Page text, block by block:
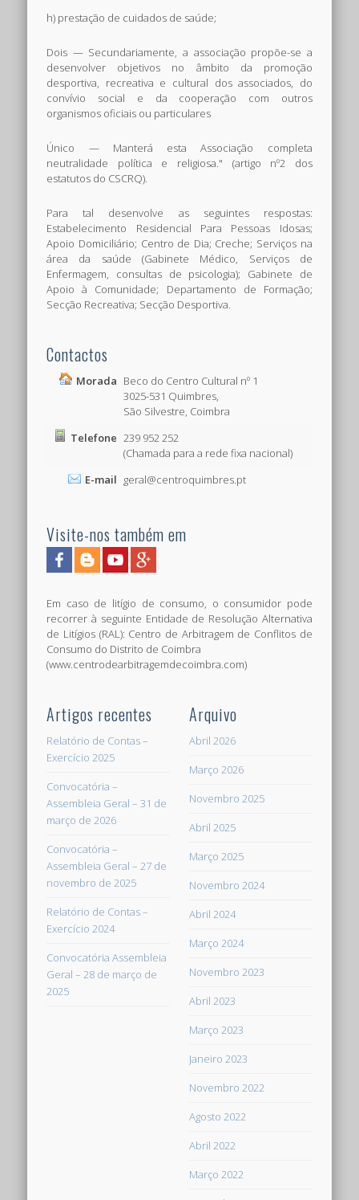
h) prestação de cuidados de saúde;
Dois — Secundariamente, a associação propõe-se a
desenvolver objetivos no âmbito da promoção
desportiva, recreativa e cultural dos associados, do
convívio social e da cooperação com outros
organismos oficiais ou particulares
Único — Manterá esta Associação completa
neutralidade política e religiosa." (artigo nº2 dos
estatutos do CSCRQ).
Para tal desenvolve as seguintes respostas:
Estabelecimento Residencial Para Pessoas Idosas;
Apoio Domiciliário; Centro de Dia; Creche; Serviços na
área da saúde (Gabinete Médico, Serviços de
Enfermagem, consultas de psicologia); Gabinete de
Apoio à Comunidade; Departamento de Formação;
Secção Recreativa; Secção Desportiva.
Contactos
Morada Beco do Centro Cultural nº 1
3025-531 Quimbres,
São Silvestre, Coimbra
Telefone 239 952 252
(Chamada para a rede fixa nacional)
E-mail geral@centroquimbres.pt
Visite-nos também em
Em caso de litígio de consumo, o consumidor pode
recorrer à seguinte Entidade de Resolução Alternativa
de Litígios (RAL): Centro de Arbitragem de Conflitos de
Consumo do Distrito de Coimbra
(www.centrodearbitragemdecoimbra.com)
Artigos recentes
Relatório de Contas –
Exercício 2025
Convocatória –
Assembleia Geral – 31 de
março de 2026
Convocatória –
Assembleia Geral – 27 de
novembro de 2025
Relatório de Contas –
Exercício 2024
Convocatória Assembleia
Geral – 28 de março de
2025
Arquivo
Abril 2026
Março 2026
Novembro 2025
Abril 2025
Março 2025
Novembro 2024
Abril 2024
Março 2024
Novembro 2023
Abril 2023
Março 2023
Janeiro 2023
Novembro 2022
Agosto 2022
Abril 2022
Março 2022